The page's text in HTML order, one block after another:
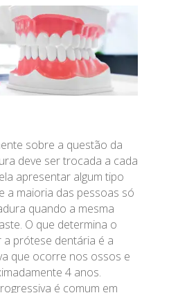
sobre a questão da
deve ser trocada a cada
apresentar algum tipo
a maioria das pessoas só
quando a mesma
O que determina o
prótese dentária é a
que ocorre nos ossos e
4 anos.
é comum em